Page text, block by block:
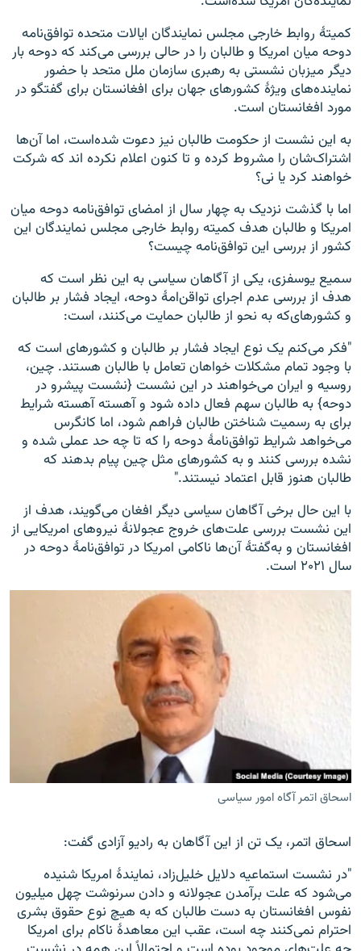
کمیتهٔ روابط خارجی مجلس نمایندگان ایالات متحده توافق‌نامه
دوحه میان امریکا و طالبان را در حالی بررسی می‌کند که دوحه بار
دیگر میزبان نشستی به رهبری سازمان ملل متحد با حضور
نماینده‌های ویژۀ کشورهای جهان برای افغانستان برای گفتگو در
مورد افغانستان است.
به این نشست از حکومت طالبان نیز دعوت شده‌است، اما آن‌ها
اشتراک‌شان را مشروط کرده و تا کنون اعلام نکرده اند که شرکت
خواهند کرد یا نی؟
اما با گذشت نزدیک به چهار سال از امضای توافق‌نامه دوحه میان
امریکا و طالبان هدف کمیته روابط خارجی مجلس نمایندگان این
کشور از بررسی این توافق‌نامه چیست؟
سمیع یوسفزی، یکی از آگاهان سیاسی به این نظر است که
هدف از بررسی عدم اجرای تواقن‌امهٔ دوحه، ایجاد فشار بر طالبان
و کشورهای‌که به نحو از طالبان حمایت می‌کنند، است:
"فکر می‌کنم یک نوع ایجاد فشار بر طالبان و کشورهای است که
با وجود تمام مشکلات خواهان تعامل با طالبان هستند. چین،
روسیه و ایران می‌خواهند در این نشست {نشست پیشرو در
دوحه} به طالبان سهم فعال داده شود و آهسته آهسته شرایط
برای به رسمیت شناختن طالبان فراهم شود، اما کانگرس
می‌خواهد شرایط توافق‌نامهٔ دوحه را که تا چه حد عملی شده و
نشده بررسی کنند و به کشورهای مثل چین پیام بدهند که
طالبان هنوز قابل اعتماد نیستند."
با این حال برخی آگاهان سیاسی دیگر افغان می‌گویند، هدف از
این نشست بررسی علت‌های خروج عجولانهٔ نیروهای امریکایی از
افغانستان و به‌گفتهٔ آن‌ها ناکامی امریکا در توافق‌نامهٔ دوحه در
سال ۲۰۲۱ است.
اسحاق اتمر آگاه امور سیاسی
اسحاق اتمر، یک تن از این آگاهان به رادیو آزادی گفت:
"در نشست استماعیه دلایل خلیل‌زاد، نمایندهٔ امریکا شنیده
می‌شود که علت برآمدن عجولانه و دادن سرنوشت چهل میلیون
نفوس افغانستان به دست طالبان که به هیچ نوع حقوق بشری
احترام نمی‌کنند چه است، عقب این معاهدهٔ ناکام برای امریکا